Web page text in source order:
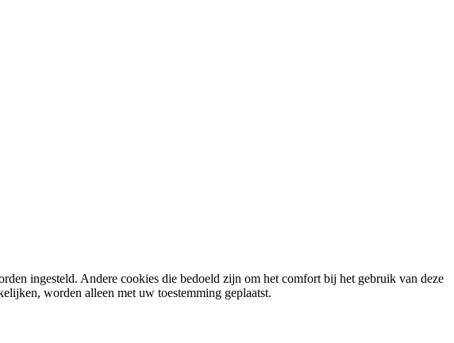
ingesteld. Andere cookies die bedoeld zijn om het comfort bij het gebruik van deze
worden alleen met uw toestemming geplaatst.